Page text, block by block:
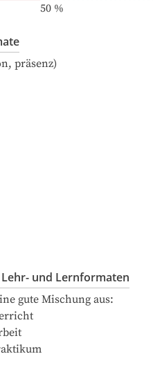
50%
präsenz)
und Lernformaten
gute Mischung aus: